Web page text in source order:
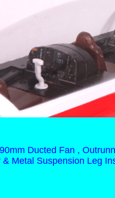
Ducted Fan ,
Metal Suspension Leg